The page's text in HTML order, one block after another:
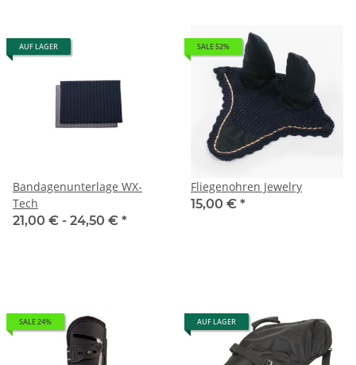
AUF LAGER
Bandagenunterlage WX-
Tech
21,00 € - 24,50 € *
SALE 52%
Fliegenohren Jewelry
15,00 € *
SALE 24% AUF LAGER